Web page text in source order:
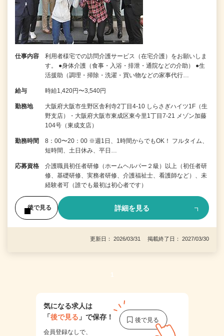
仕事内容
利用者様宅での訪問介護サービス（在宅介護）をお願いしま
す。 ●身体介護（食事・入浴・排泄・通院などの介助） ●生
活援助（調理・掃除・洗濯・買い物などの家事代行…
給与 時給1,420円〜3,540円
勤務地
大阪府大阪市生野区舎利寺2丁目4-10 しらさぎハイツ1F（生
野支店）・大阪府大阪市東成区東今里1丁目7-21 メゾン加藤
104号（東成支店）
勤務時間
8：00〜20：00 ※週1日、1時間からでもOK！ フルタイム、
短時間、土日休み、平日…
応募資格
介護職員初任者研修（ホームヘルパー２級）以上（初任者研
修、基礎研修、実務者研修、介護福祉士、看護師など）、未
経験者可（誰でも最初は初心者です）
後で見る 詳細を見る
更新日： 2026/03/31 掲載終了日： 2027/03/30
1
気になる求人は
「後で見る 」で保存！
会員登録なしで、